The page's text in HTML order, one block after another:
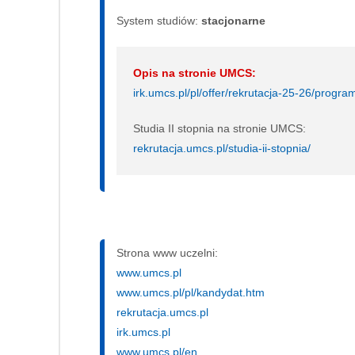
System studiów: sta­cjo­nar­ne
Opis na stronie UMCS:
irk.umcs.pl/pl/offer/rekrutacja-25-26/
Studia II stopnia na stronie UMCS:
rekrutacja.umcs.pl/studia-ii-stopnia/
Strona www uczelni:
www.umcs.pl
www.umcs.pl/pl/kandydat.htm
rekrutacja.umcs.pl
irk.umcs.pl
www.umcs.pl/en